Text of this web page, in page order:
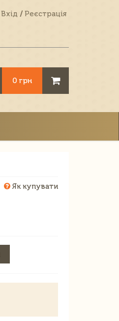
Вхід / Реєстрація
0 грн
Як купувати